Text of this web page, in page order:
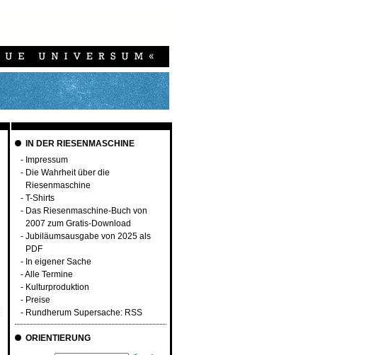
IN DER RIESENMASCHINE
- Impressum
- Die Wahrheit über die
Riesenmaschine
- T-Shirts
- Das Riesenmaschine-Buch von
2007 zum Gratis-Download
- Jubiläumsausgabe von 2025 als
PDF
- In eigener Sache
-Alle Termine
- Kulturproduktion
- Preise
- Rundherum Supersache: RSS
ORIENTIERUNG